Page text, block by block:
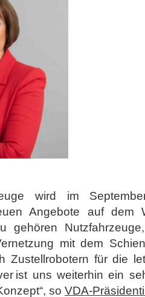
wird im
Angebote auf dem
gehören
mit dem
Zustellrobotern für die
ist uns weiterhin ein
so VDA-